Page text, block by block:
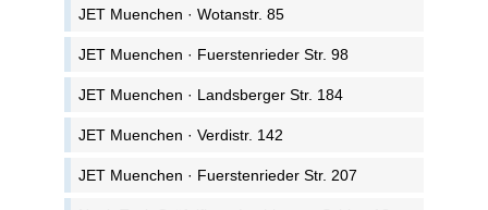
JET Muenchen · Wotanstr. 85
JET Muenchen · Fuerstenrieder Str. 98
JET Muenchen · Landsberger Str. 184
JET Muenchen · Verdistr. 142
JET Muenchen · Fuerstenrieder Str. 207